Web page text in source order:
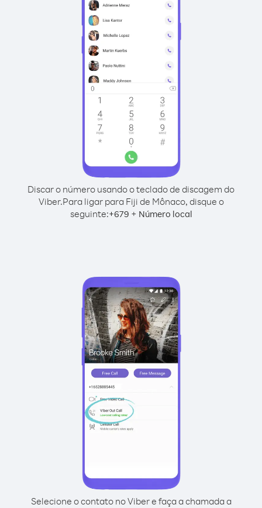
Discar o número usando o teclado de discagem do
Viber.Para ligar para Fiji de Mônaco, disque o
seguinte:+679 + Número local
Selecione o contato no Viber e faça a chamada a